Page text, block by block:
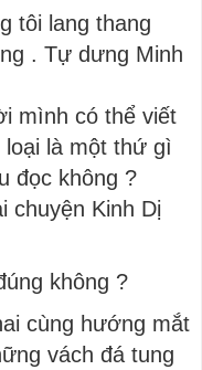
tôi lang thang
. Tự dưng Minh
mình có thể viết
loại là một thứ gì
đọc không ?
chuyện Kinh Dị
không ?
cùng hướng mắt
vách đá tung